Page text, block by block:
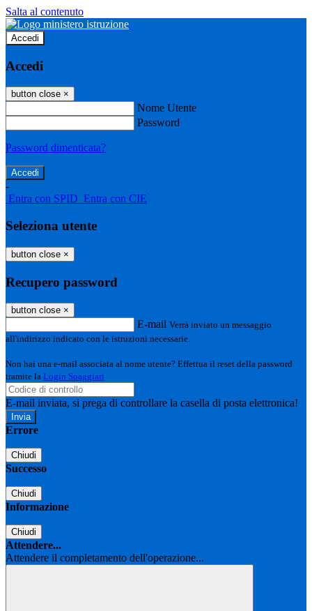
Salta al contenuto
Accedi
Accedi
button close ×
Nome Utente
Password
Password dimenticata?
-
Entra con SPID Entra con CIE
Seleziona utente
button close ×
Recupero password
button close ×
E-mail Verrà inviato un messaggio
all'indirizzo indicato con le istruzioni necessarie.
Non hai una e-mail associata al nome utente? Effettua il reset della password
tramite la Login Spaggiari
E-mail inviata, si prega di controllare la casella di posta elettronica!
Errore
Chiudi
Successo
Chiudi
Informazione
Chiudi
Attendere...
Attendere il completamento dell'operazione...